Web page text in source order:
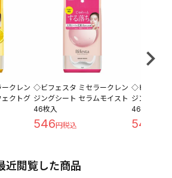
クレン
ェクトグ
◇ビフェスタ ミセラークレン
ジングシート セラムモイスト
46枚入
546
◇ビフェス
ジングシー
46枚入
546
近閲覧した商品